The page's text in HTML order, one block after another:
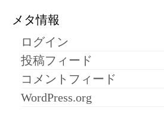
メタ情報
ログイン
投稿フィード
コメントフィード
WordPress.org